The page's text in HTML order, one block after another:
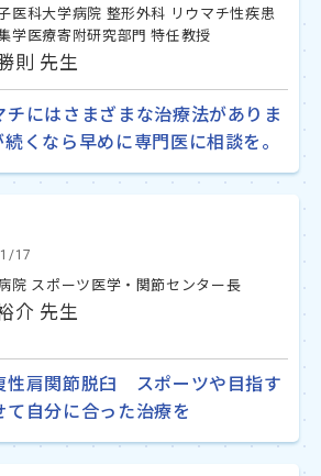
医科大学病院 整形外科 リウマチ性疾患
学医療寄附研究部門 特任教授
則 先生
にはさまざまな治療法がありま
くなら早めに専門医に相談を。
17
院 スポーツ医学・関節センター長
介 先生
性肩関節脱臼 スポーツや目指す
自分に合った治療を